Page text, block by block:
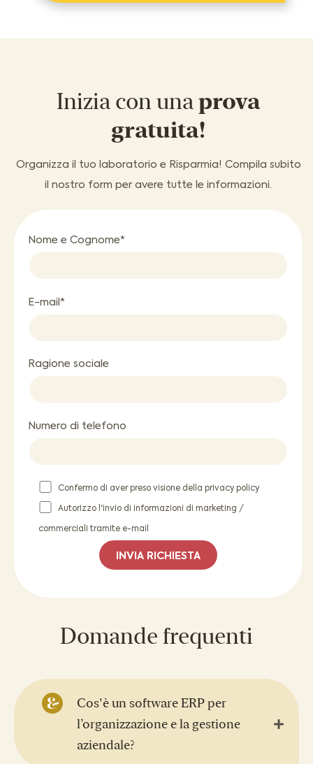
Inizia con unaprova
gratuita!
Organizza il tuo laboratorio e Risparmia! Compila subito
il nostro form per avere tutte le informazioni.
Nome e Cognome*
E-mail*
Ragione sociale
Numero di telefono
Confermo di aver preso visione della privacy policy
Autorizzo l'invio di informazioni di marketing /
commerciali tramite e-mail
Domande frequenti
Cos'è un software ERP per
l’organizzazione e la gestione
aziendale?